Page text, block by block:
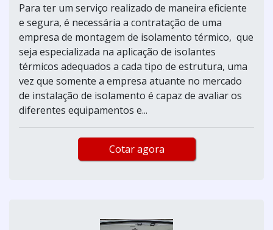
Para ter um serviço realizado de maneira eficiente
e segura, é necessária a contratação de uma
empresa de montagem de isolamento térmico, que
seja especializada na aplicação de isolantes
térmicos adequados a cada tipo de estrutura, uma
vez que somente a empresa atuante no mercado
de instalação de isolamento é capaz de avaliar os
diferentes equipamentos e...
Cotar agora